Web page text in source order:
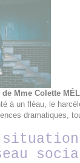
Mme Colette
à un fléau, le
dramatiques,